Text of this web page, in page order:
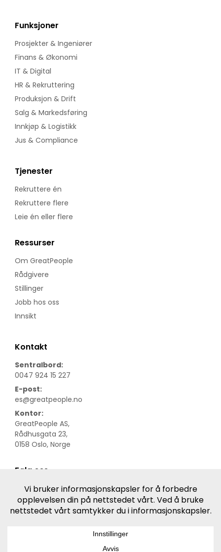
Funksjoner
Prosjekter & Ingeniører
Finans & Økonomi
IT & Digital
HR & Rekruttering
Produksjon & Drift
Salg & Markedsføring
Innkjøp & Logistikk
Jus & Compliance
Tjenester
Rekruttere én
Rekruttere flere
Leie én eller flere
Ressurser
Om GreatPeople
Rådgivere
Stillinger
Jobb hos oss
Innsikt
Kontakt
Sentralbord:
0047 924 15 227
E-post:
es@greatpeople.no
Kontor:
GreatPeople AS,
Rådhusgata 23,
0158 Oslo, Norge
Følg oss
Facebook
Personvern